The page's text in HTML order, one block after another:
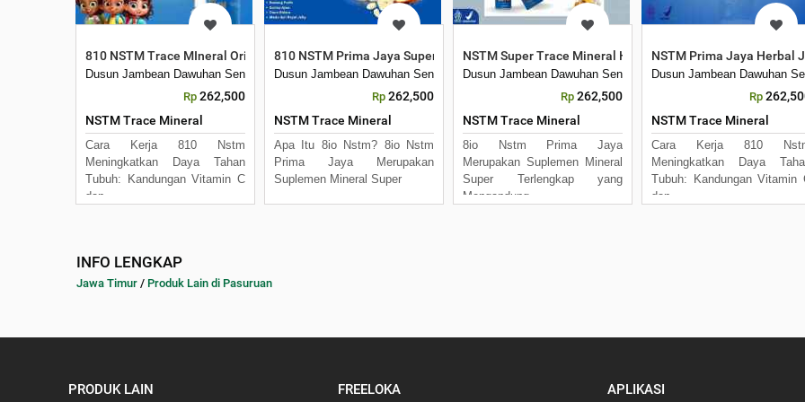
810 NSTM Trace MIneral Ori Prima Jaya
Dusun Jambean Dawuhan Sengon
Rp 262,500
NSTM Trace Mineral
Cara Kerja 810 Nstm
Meningkatkan Daya Tahan
Tubuh: Kandungan Vitamin C
dan
810 NSTM Prima Jaya Super Trace Mineral Kemasan 30 Ml
Dusun Jambean Dawuhan Sengon
Rp 262,500
NSTM Trace Mineral
Apa Itu 8io Nstm? 8io Nstm
Prima Jaya Merupakan
Suplemen Mineral Super
NSTM Super Trace Mineral Herbal Kemasan 30 Ml
Dusun Jambean Dawuhan Sengon
Rp 262,500
NSTM Trace Mineral
8io Nstm Prima Jaya
Merupakan Suplemen Mineral
Super Terlengkap yang
Mengandung
NSTM Prima Jaya Herbal
Dusun Jambean Dawuhan
Rp
NSTM Trace Mineral
Cara Kerja 810
Meningkatkan Daya
Tubuh: Kandungan Vitamin
dan
INFO LENGKAP
Jawa Timur / Produk Lain di Pasuruan
PRODUK LAIN FREELOKA APLIKASI